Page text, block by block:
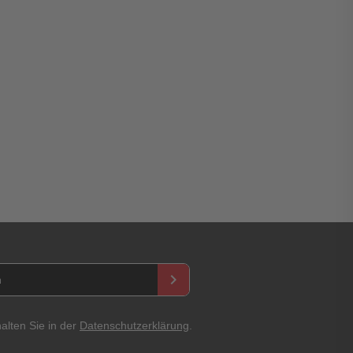
Bewertung abschicken
keyboard_arrow_right
Sie in der Datenschutzerklärung